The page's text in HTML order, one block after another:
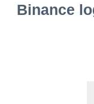
Binance